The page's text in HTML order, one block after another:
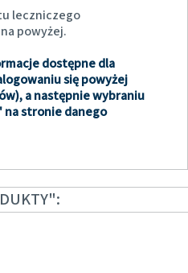
leczniczego
powyżej.
dostępne dla
się powyżej
a następnie wybraniu
na stronie danego